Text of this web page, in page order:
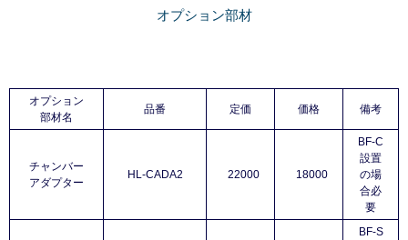
オプション部材
オプション
部材名
品番 定価 価格 備考
チャンバー
アダプター
HL-CADA2 22000 18000
BF-C
設置
の場
合必
要
BF-S